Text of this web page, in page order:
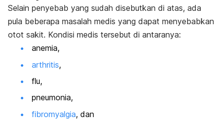
Selain penyebab yang sudah disebutkan di atas, ada
pula beberapa masalah medis yang dapat menyebabkan
otot sakit. Kondisi medis tersebut di antaranya:
anemia,
arthritis,
flu,
pneumonia,
fibromyalgia, dan